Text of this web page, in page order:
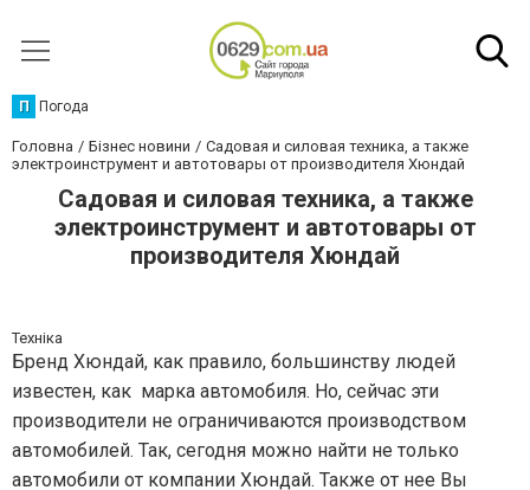
П Погода
Головна Бізнес новини
Садовая и силовая техника, а также
электроинструмент и автотовары от производителя Хюндай
Садовая и силовая техника, а также
электроинструмент и автотовары от
производителя Хюндай
Техніка
Бренд Хюндай, как правило, большинству людей
известен, как марка автомобиля. Но, сейчас эти
производители не ограничиваются производством
автомобилей. Так, сегодня можно найти не только
автомобили от компании Хюндай. Также от нее Вы